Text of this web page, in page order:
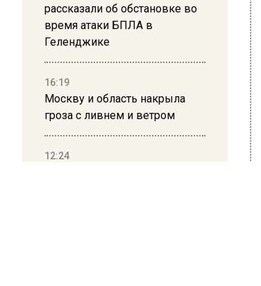
рассказали об обстановке во
время атаки БПЛА в
Геленджике
16:19
Москву и область накрыла
гроза с ливнем и ветром
12:24